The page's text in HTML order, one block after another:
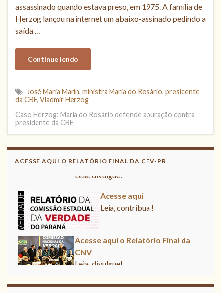
assassinado quando estava preso, em 1975. A família de
Herzog lançou na internet um abaixo-assinado pedindo a
saída …
Continue lendo
José Maria Marin, ministra Maria do Rosário, presidente
da CBF, Vladmir Herzog
Caso Herzog: Maria do Rosário defende apuração contra
presidente da CBF
ACESSE AQUI O RELATÓRIO FINAL DA CEV-PR
Acesse aqui o Relatório Final da
CNV
Acesse aqui
Leia, contribua !
Acesse aqui o Relatório Final da
CNV
Leia, divulgue!